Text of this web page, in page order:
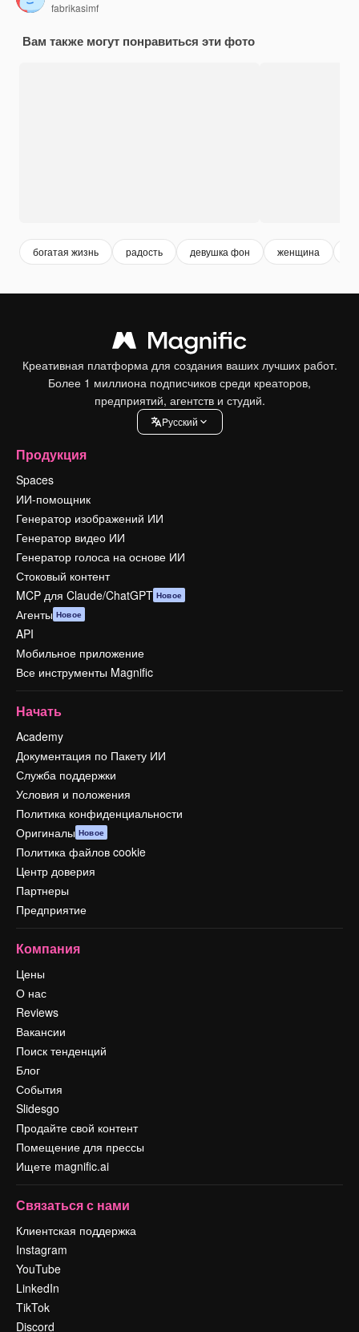
fabrikasimf
Вам также могут понравиться эти фото
богатая жизнь радость девушка фон женщина
Креативная платформа для создания ваших лучших работ.
Более 1 миллиона подписчиков среди креаторов,
предприятий, агентств и студий.
Pусский
Продукция
Spaces
ИИ-помощник
Генератор изображений ИИ
Генератор видео ИИ
Генератор голоса на основе ИИ
Стоковый контент
MCP для Claude/ChatGPT Новое
Агенты Новое
API
Мобильное приложение
Все инструменты Magnific
Начать
Academy
Документация по Пакету ИИ
Служба поддержки
Условия и положения
Политика конфиденциальности
Оригиналы Новое
Политика файлов cookie
Центр доверия
Партнеры
Предприятие
Компания
Цены
О нас
Reviews
Вакансии
Поиск тенденций
Блог
События
Slidesgo
Продайте свой контент
Помещение для прессы
Ищете magnific.ai
Связаться с нами
Клиентская поддержка
Instagram
YouTube
LinkedIn
TikTok
Discord